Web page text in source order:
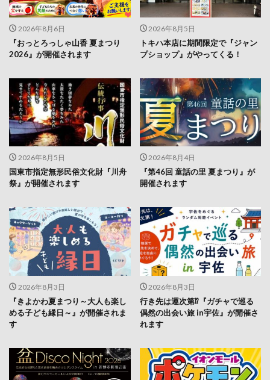
2026年8月6日
『おっとろっしゃ山香 夏まつり
2026』が開催されます
2026年8月5日
トキハ本店に期間限定で『ジャン
プショップ』がやってくる！
2026年8月5日
国東市指定無形民俗文化財『川舟
祭』が開催されます
2026年8月4日
『第46回 童話の里 夏まつり』が
開催されます
2026年8月3日
『きよかわ夏まつり～大人も楽し
める子ども縁日～』が開催されま
す
2026年8月3日
行き先は運次第⁉『ガチャで巡る
偶然の出会い旅 in宇佐』が開催さ
れます